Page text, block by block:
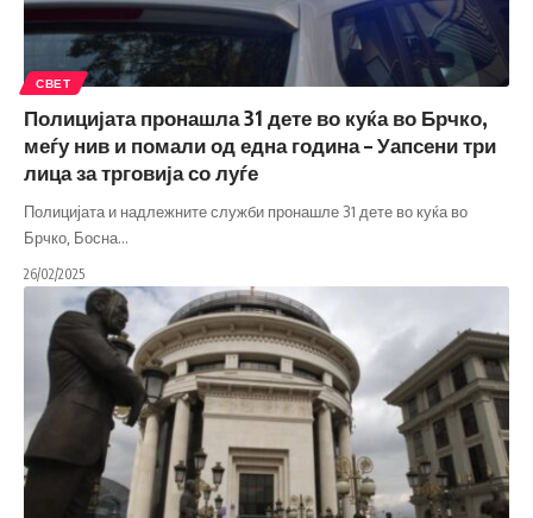
СВЕТ
Полицијата пронашла 31 дете во куќа во Брчко,
меѓу нив и помали од една година – Уапсени три
лица за трговија со луѓе
Полицијата и надлежните служби пронашле 31 дете во куќа во
Брчко, Босна…
26/02/2025